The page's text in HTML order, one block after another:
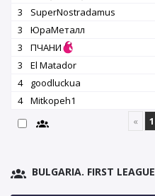
3
SuperNostradamus
3
ЮраМеталл
3
ПЧАНИ
3
El Matador
4
goodluckua
4
Mitkopeh1
«
1
BULGARIA. FIRST LEAGUE